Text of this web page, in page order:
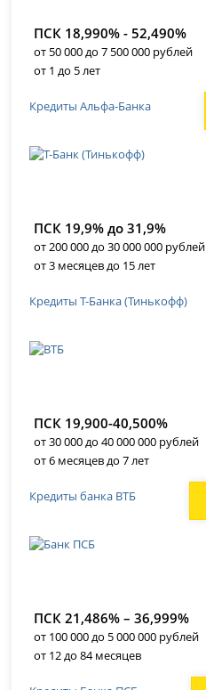
ПСК 18,990% - 52,490%
от 50 000 до 7 500 000 рублей
от 1 до 5 лет
Кредиты Альфа-Банка
ПСК 19,9% до 31,9%
от 200 000 до 30 000 000 рублей
от 3 месяцев до 15 лет
Кредиты Т-Банка (Тинькофф)
ПСК 19,900-40,500%
от 30 000 до 40 000 000 рублей
от 6 месяцев до 7 лет
Кредиты банка ВТБ
ПСК 21,486% – 36,999%
от 100 000 до 5 000 000 рублей
от 12 до 84 месяцев